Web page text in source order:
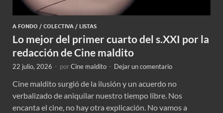
A FONDO / COLECTIVA / LISTAS
Lo mejor del primer cuarto del s.XXI por la
redacción de Cine maldito
22 julio, 2026 - porCine maldito - Dejar un comentario
Cine maldito surgió de la ilusión y un acuerdo no
verbalizado de aniquilar nuestro tiempo libre. Nos
encanta el cine, no hay otra explicación. No vamos a